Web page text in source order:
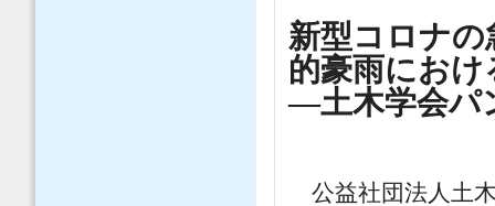
新型コロナの
的豪雨にお
―土木学会パ
公益社団法人土